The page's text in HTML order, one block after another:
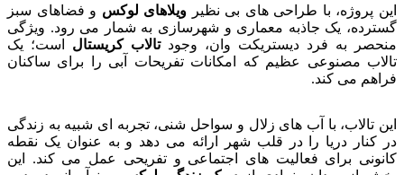
این پروژه، با طراحی های بی نظیر ویلاهای لوکس و فضاهای سبز
گسترده، یک جاذبه معماری و شهرسازی به شمار می رود. ویژگی
منحصر به فرد دیستریکت وان، وجودتالاب کریستال است؛ یک
تالاب مصنوعی عظیم که امکانات تفریحات آبی را برای ساکنان
فراهم می کند.
این تالاب، با آب های زلال و سواحل شنی، تجربه ای شبیه به زندگی
در کنار دریا را در قلب شهر ارائه می دهد و به عنوان یک نقطه
کانونی برای فعالیت های اجتماعی و تفریحی عمل می کند. این